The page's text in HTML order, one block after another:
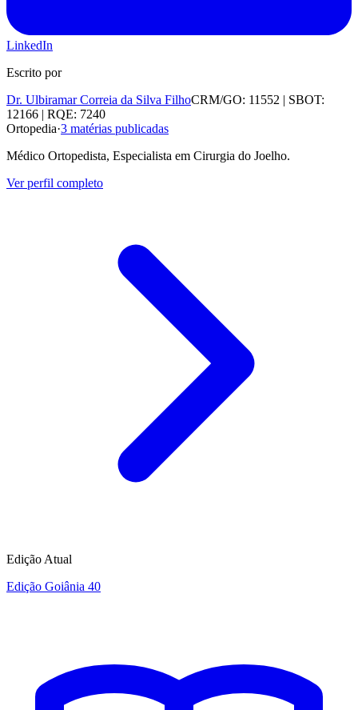
LinkedIn
Escrito por
Dr. Ulbiramar Correia da Silva FilhoCRM/GO: 11552 | SBOT:
12166 | RQE: 7240
Ortopedia·3 matérias publicadas
Médico Ortopedista, Especialista em Cirurgia do Joelho.
Ver perfil completo
Edição Atual
Edição Goiânia 40